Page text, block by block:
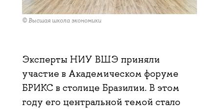
© Высшая школа экономики
Эксперты НИУ ВШЭ приняли
участие в Академическом форуме
БРИКС в столице Бразилии. В этом
году его центральной темой стало